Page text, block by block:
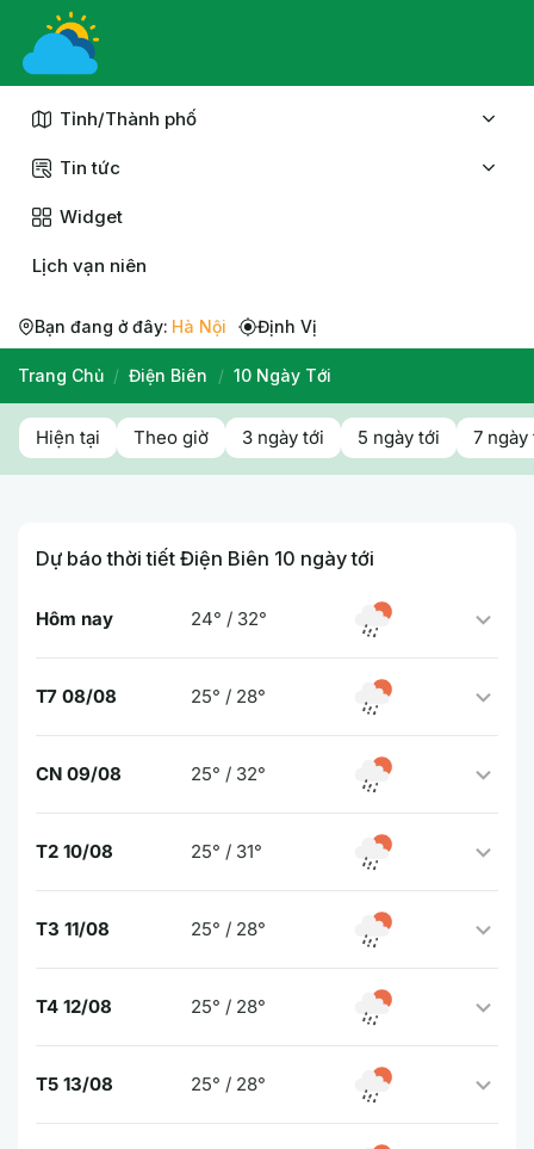
Chuyển
nội
Tỉnh/Thành phố
Tin tức
Widget
Lịch vạn niên
Bạn đang ở đây: Hà Nội Định Vị
Trang Chủ / Điện Biên / 10 Ngày Tới
Hiện tại Theo giờ 3 ngày tới 5 ngày tới 7 ngày
Dự báo thời tiết Điện Biên 10 ngày tới
Hôm nay 24° / 32°
T7 08/08 25° / 28°
CN 09/08 25° / 32°
T2 10/08 25° / 31°
T3 11/08 25° / 28°
T4 12/08 25° / 28°
T5 13/08 25° / 28°